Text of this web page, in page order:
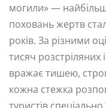
могили» —
поховань жертв
років. За різними
тисяч
вражає тишею,
кожна стежка